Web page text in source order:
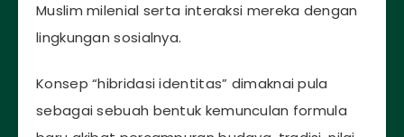
Muslim milenial serta interaksi mereka dengan
lingkungan sosialnya.
Konsep “hibridasi identitas” dimaknai pula
sebagai sebuah bentuk kemunculan formula